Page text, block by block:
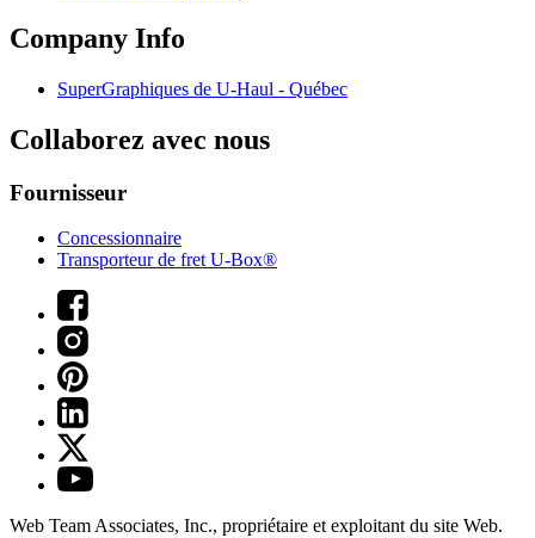
Company Info
SuperGraphiques de U-Haul - Québec
Collaborez avec nous
Fournisseur
Concessionnaire
Transporteur de fret U-Box®
Web Team Associates, Inc., propriétaire et exploitant du site Web.